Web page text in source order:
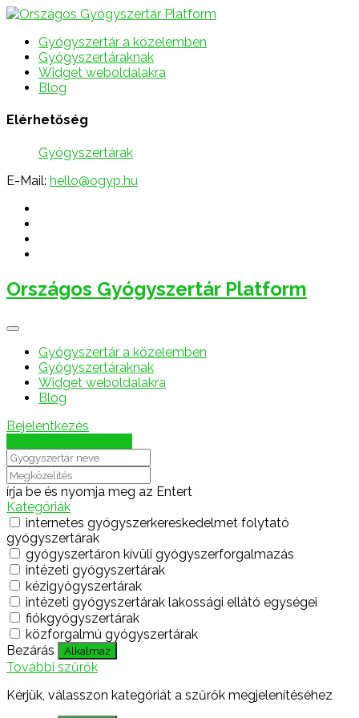
Gyógyszertár a közelemben
Gyógyszertáraknak
Widget weboldalakra
Blog
Elérhetőség
Gyógyszertárak
E-Mail: hello@ogyp.hu
Országos Gyógyszertár Platform
Gyógyszertár a közelemben
Gyógyszertáraknak
Widget weboldalakra
Blog
Bejelentkezés
írja be és nyomja meg az Entert
Kategóriák
internetes gyógyszerkereskedelmet folytató
gyógyszertárak
gyógyszertáron kívüli gyógyszerforgalmazás
intézeti gyógyszertárak
kézigyógyszertárak
intézeti gyógyszertárak lakossági ellátó egységei
fiókgyógyszertárak
közforgalmú gyógyszertárak
Bezárás
Alkalmaz
További szűrők
Kérjük, válasszon kategóriát a szűrők megjelenítéséhez